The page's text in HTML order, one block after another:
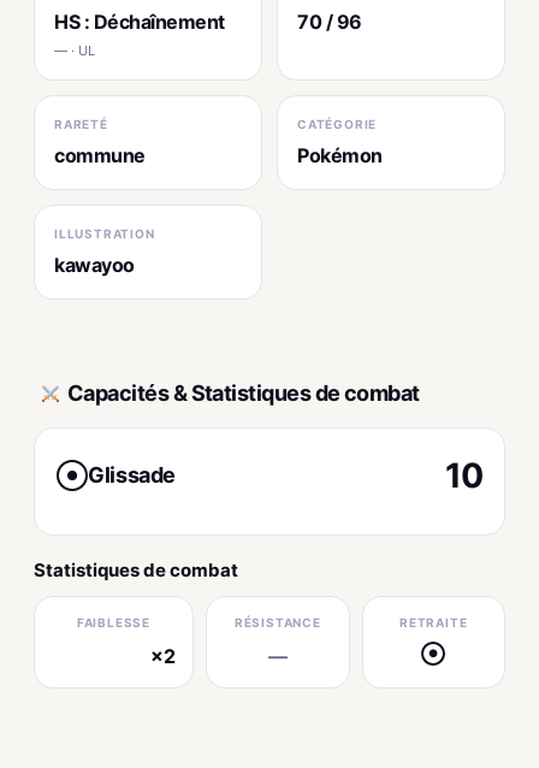
HS : Déchaînement
— · UL
70 / 96
RARETÉ
commune
CATÉGORIE
Pokémon
ILLUSTRATION
kawayoo
Capacités & Statistiques de combat
● Glissade 10
Statistiques de combat
FAIBLESSE
×2
RÉSISTANCE
—
RETRAITE
●